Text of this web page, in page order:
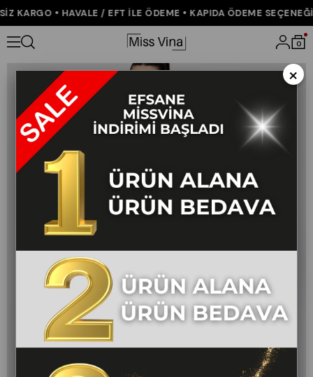
KARGO • HAVALE / EFT İLE ÖDEME • KAPIDA ÖDEME SEÇENEĞİ
0
Anasayfa YENİ GELENLER
×